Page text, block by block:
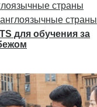
страны
страны
для обучения за